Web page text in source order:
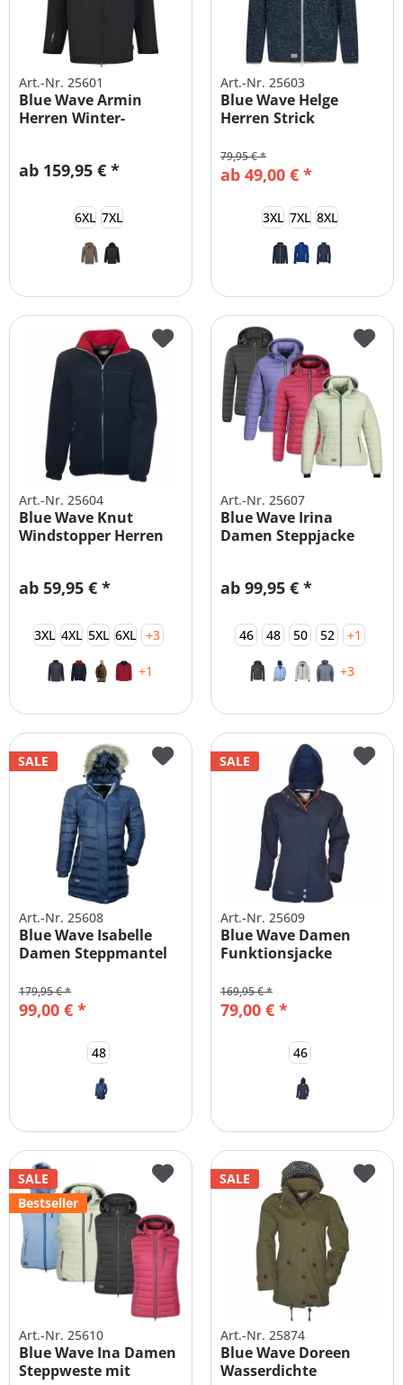
Art.-Nr. 25601
Blue Wave Armin
Herren Winter-
ab 159,95 € *
6XL 7XL
Art.-Nr. 25603
Blue Wave Helge
Herren Strick
ab 49,00 € *
79,95 € *
3XL 7XL 8XL
Art.-Nr. 25604
Blue Wave Knut
Windstopper Herren
ab 59,95 € *
3XL 4XL 5XL 6XL +3
+1
Art.-Nr. 25607
Blue Wave Irina
Damen Steppjacke
ab 99,95 € *
46 48 50 52 +1
+3
SALE
Art.-Nr. 25608
Blue Wave Isabelle
Damen Steppmantel
99,00 € *
179,95 € *
48
SALE
Art.-Nr. 25609
Blue Wave Damen
Funktionsjacke
79,00 € *
169,95 € *
46
SALE
Bestseller
Art.-Nr. 25610
Blue Wave Ina Damen
Steppweste mit
SALE
Art.-Nr. 25874
Blue Wave Doreen
Wasserdichte